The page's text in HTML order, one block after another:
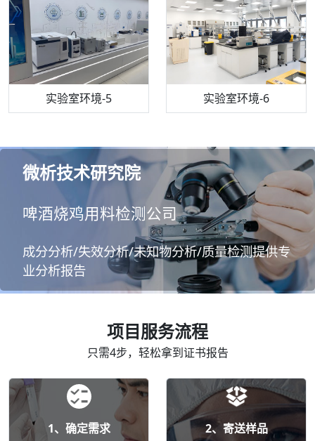
实验室环境-5 实验室环境-6
机构质检技术员-5 机构质检技术员-6
气相色谱仪 万能力学试验仪
微析技术研究院
啤酒烧鸡用料检测公司
成分分析/失效分析/未知物分析/质量检测提供专
业分析报告
项目服务流程
只需4步，轻松拿到证书报告
1、确定需求
2、寄送样品